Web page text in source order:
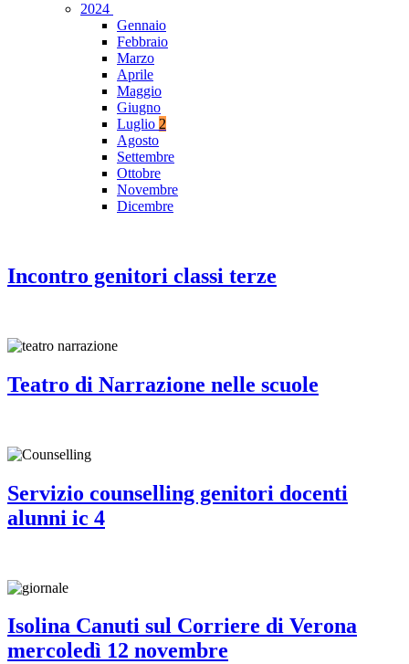
2024
Gennaio
Febbraio
Marzo
Aprile
Maggio
Giugno
Luglio 2
Agosto
Settembre
Ottobre
Novembre
Dicembre
Incontro genitori classi terze
Teatro di Narrazione nelle scuole
Servizio counselling genitori docenti
alunni ic 4
Isolina Canuti sul Corriere di Verona
mercoledì 12 novembre